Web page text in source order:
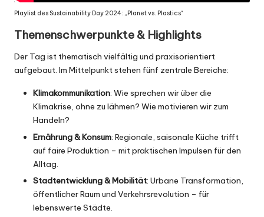
Playlist des Sustainability Day 2024: „Planet vs. Plastics“
Themenschwerpunkte & Highlights
Der Tag ist thematisch vielfältig und praxisorientiert
aufgebaut. Im Mittelpunkt stehen fünf zentrale Bereiche:
Klimakommunikation: Wie sprechen wir über die
Klimakrise, ohne zu lähmen? Wie motivieren wir zum
Handeln?
Ernährung & Konsum: Regionale, saisonale Küche trifft
auf faire Produktion – mit praktischen Impulsen für den
Alltag.
Stadtentwicklung & Mobilität: Urbane Transformation,
öffentlicher Raum und Verkehrsrevolution – für
lebenswerte Städte.